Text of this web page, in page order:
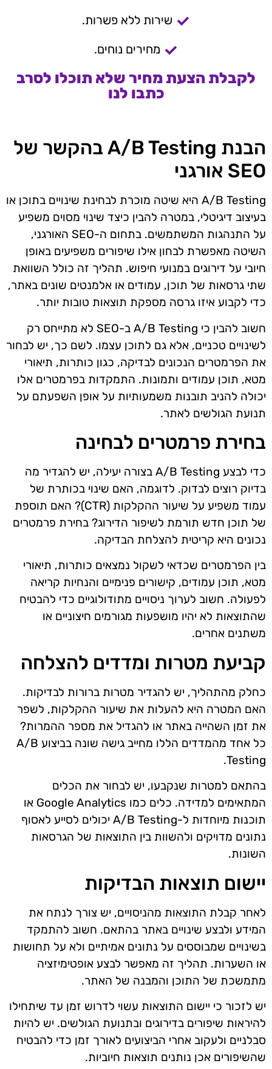
שירות ללא פשרות.
מחירים נוחים.
לקבלת הצעת מחיר שלא תוכלו לסרב
כתבו לנו
הבנת A/B Testing בהקשר של
SEO אורגני
A/B Testing היא שיטה מוכרת לבחינת שינויים בתוכן או
בעיצוב דיגיטלי, במטרה להבין כיצד שינוי מסוים משפיע
על התנהגות המשתמשים. בתחום ה-SEO האורגני,
השיטה מאפשרת לבחון אילו שיפורים משפיעים באופן
חיובי על דירוגים במנועי חיפוש. תהליך זה כולל השוואת
שתי גרסאות של תוכן, עמודים או אלמנטים שונים באתר,
כדי לקבוע איזו גרסה מספקת תוצאות טובות יותר.
חשוב להבין כי A/B Testing ב-SEO לא מתייחס רק
לשינויים טכניים, אלא גם לתוכן עצמו. לשם כך, יש לבחור
את הפרמטרים הנכונים לבדיקה, כגון כותרות, תיאורי
מטא, תוכן עמודים ותמונות. התמקדות בפרמטרים אלו
יכולה להניב תובנות משמעותיות על אופן השפעתם על
תנועת הגולשים לאתר.
בחירת פרמטרים לבחינה
כדי לבצע A/B Testing בצורה יעילה, יש להגדיר מה
בדיוק רוצים לבדוק. לדוגמה, האם שינוי בכותרת של
עמוד משפיע על שיעור ההקלקות (CTR)? האם תוספת
של תוכן חדש תורמת לשיפור הדירוג? בחירת פרמטרים
נכונים היא קריטית להצלחת הבדיקה.
בין הפרמטרים שכדאי לשקול נמצאים כותרות, תיאורי
מטא, תוכן עמודים, קישורים פנימיים והנחיות קריאה
לפעולה. חשוב לערוך ניסויים מתודולוגיים כדי להבטיח
שהתוצאות לא יהיו מושפעות מגורמים חיצוניים או
משתנים אחרים.
קביעת מטרות ומדדים להצלחה
כחלק מהתהליך, יש להגדיר מטרות ברורות לבדיקות.
האם המטרה היא להעלות את שיעור ההקלקות, לשפר
את זמן השהייה באתר או להגדיל את מספר ההמרות?
כל אחד מהמדדים הללו מחייב גישה שונה בביצוע A/B
Testing.
בהתאם למטרות שנקבעו, יש לבחור את הכלים
המתאימים למדידה. כלים כמו Google Analytics או
תוכנות מיוחדות ל-A/B Testing יכולים לסייע לאסוף
נתונים מדויקים ולהשוות בין התוצאות של הגרסאות
השונות.
יישום תוצאות הבדיקות
לאחר קבלת התוצאות מהניסויים, יש צורך לנתח את
המידע ולבצע שינויים באתר בהתאם. חשוב להתמקד
בשינויים שמבוססים על נתונים אמיתיים ולא על תחושות
או השערות. תהליך זה מאפשר לבצע אופטימיזציה
מתמשכת של התוכן והמבנה של האתר.
יש לזכור כי יישום התוצאות עשוי לדרוש זמן עד שיתחילו
להיראות שיפורים בדירוגים ובתנועת הגולשים. יש להיות
סבלניים ולעקוב אחרי הביצועים לאורך זמן כדי להבטיח
שהשיפורים אכן נותנים תוצאות חיוביות.